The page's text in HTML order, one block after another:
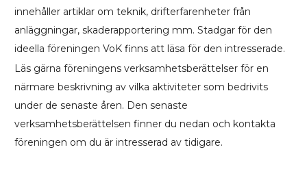
innehåller artiklar om teknik, drifterfarenheter från
anläggningar, skaderapportering mm. Stadgar för den
ideella föreningen VoK finns att läsa för den intresserade.
Läs gärna föreningens verksamhetsberättelser för en
närmare beskrivning av vilka aktiviteter som bedrivits
under de senaste åren. Den senaste
verksamhetsberättelsen finner du nedan och kontakta
föreningen om du är intresserad av tidigare.